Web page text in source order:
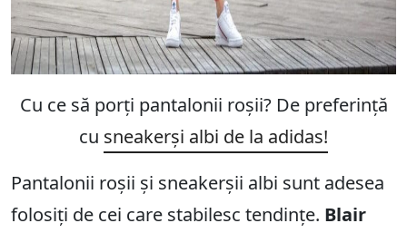
Cu ce să porți pantalonii roșii? De preferință
cu sneakerși albi de la adidas!
Pantalonii roșii și sneakerșii albi sunt adesea
folosiți de cei care stabilesc tendințe. Blair